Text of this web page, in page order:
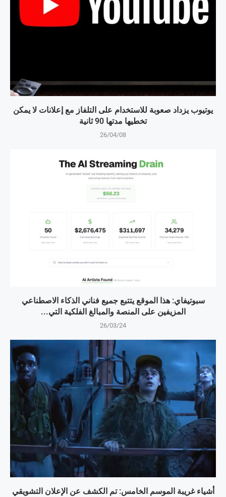
يوتيوب يزداد صعوبة للاستخدام على التلفاز مع إعلانات لا يمكن
تخطيها مدتها 90 ثانية
26/04/08
سبوتيفاي: هذا الموقع يتتبع جميع فناني الذكاء الاصطناعي
المزيفين على المنصة والمبالغ الفلكية التي...
26/03/24
أشياء غريبة الموسم الخامس: تم الكشف عن الإعلان التشويقي